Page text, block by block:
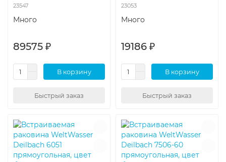
23547
Много
89575 ₽
В корзину
Быстрый заказ
23053
Много
19186 ₽
В корзину
Быстрый заказ